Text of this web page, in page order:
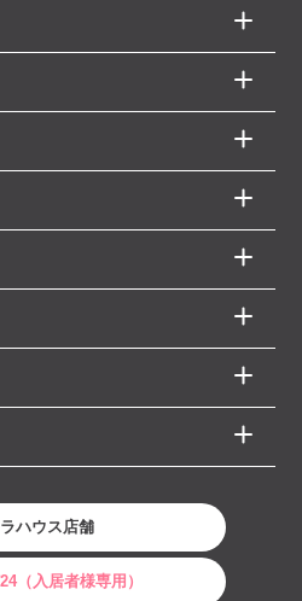
ハウス店舗
（入居者様専用）